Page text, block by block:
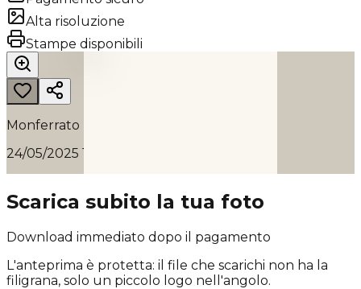
Alta risoluzione
Stampe disponibili
Monferrato
24/05/2025 13:33
Scarica subito la tua foto
Download immediato dopo il pagamento
L'anteprima è protetta: il file che scarichi non ha la
filigrana, solo un piccolo logo nell'angolo.